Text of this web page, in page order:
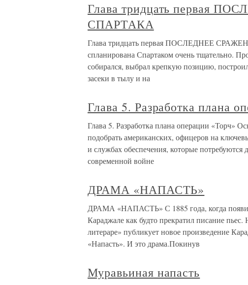
Глава тридцать первая
СПАРТАКА
Глава тридцать первая ПОСЛЕДНЕЕ
спланирована Спартаком очень тщательно.
собирался, выбрал крепкую позицию,
засеки в тылу и на
Глава 5. Разработка плана
Глава 5. Разработка плана операции «Торч»
подобрать американских, офицеров на
и службах обеспечения, которые
современной войне
ДРАМА «НАПАСТЬ»
ДРАМА «НАПАСТЬ» С 1885 года, когда
Караджале как будто прекратил писание
литераре» публикует новое произведение
«Напасть». И это драма.Покинув
Муравьиная напасть